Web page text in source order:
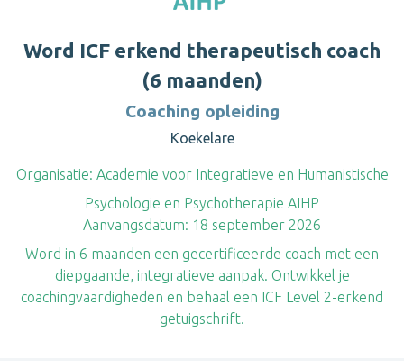
Word ICF erkend therapeutisch coach
(6 maanden)
Coaching opleiding
Koekelare
Organisatie: Academie voor Integratieve en Humanistische
Psychologie en Psychotherapie AIHP
Aanvangsdatum: 18 september 2026
Word in 6 maanden een gecertificeerde coach met een
diepgaande, integratieve aanpak. Ontwikkel je
coachingvaardigheden en behaal een ICF Level 2-erkend
getuigschrift.